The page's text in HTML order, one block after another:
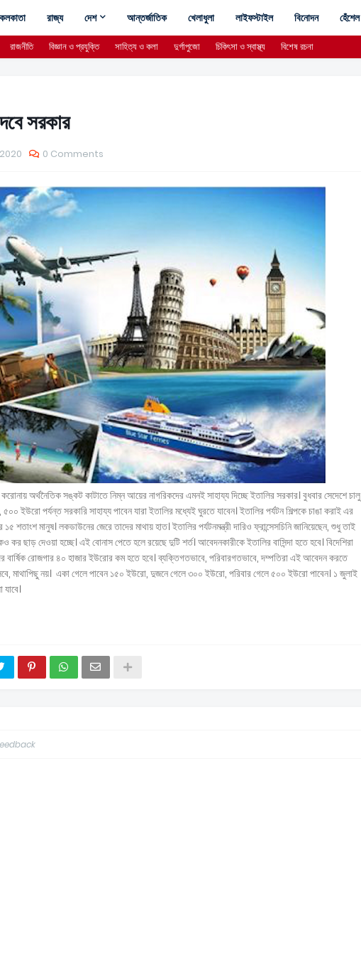
কলকাতা রাজ্য দেশ আন্তর্জাতিক খেলাধুলা লাইফস্টাইল বিনোদন হেঁশেল
রাজনীতি বিজ্ঞান ও প্রযুক্তি সাহিত্য ও কলা দুর্গাপুজো চিকিৎসা ও স্বাস্থ্য বিশেষ রচনা
সরকার
0 Comments
অর্থনৈতিক সঙ্কট কাটাতে নিম্ন আয়ের নাগরিকদের এমনই সাহায্য দিচ্ছে ইতালির সরকার। বুধবার সেদেশে চালু
ইউরো পর্যন্ত সরকারি সাহায্য পাবেন যারা ইতালির মধ্যেই ঘুরতে যাবেন। ইতালির পর্যটন শিল্পকে চাঙা করাই এর
শতাংশ মানুষ। লকডাউনের জেরে তাদের মাথায় হাত। ইতালির পর্যটনমন্ত্রী দারিও ফ্রান্সেসচিনি জানিয়েছেন, শুধু তাই
ছাড় দেওয়া হচ্ছে। এই বোনাস পেতে হলে রয়েছে দুটি শর্ত। আবেদনকারীকে ইতালির বাসিন্দা হতে হবে। বিদেশিরা
বার্ষিক রোজগার ৪০ হাজার ইউরোর কম হতে হবে। ব্যক্তিগতভাবে, পরিবারগতভাবে, দম্পতিরা এই আবেদন করতে
মাথাপিছু নয়। একা গেলে পাবেন ১৫০ ইউরো, দুজনে গেলে ৩০০ ইউরো, পরিবার গেলে ৫০০ ইউরো পাবেন। ১ জুলাই